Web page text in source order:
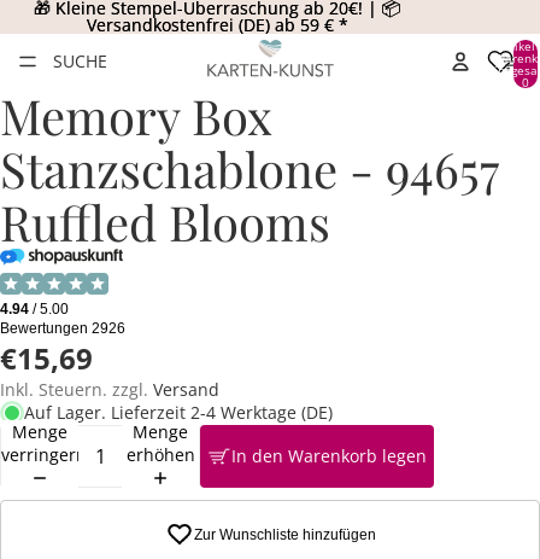
🎁 Kleine Stempel-Überraschung ab 20€! | 📦
Versandkostenfrei (DE) ab 59 € *
🎁 Kleine Stempel-Überraschung ab 20€! | 📦
Versandkostenfrei (DE) ab 59 € *
SUCHE
Artikel
0
Memory Box
Stanzschablone - 94657
Ruffled Blooms
€15,69
Inkl. Steuern. zzgl. Versand
Auf Lager. Lieferzeit 2-4 Werktage (DE)
Menge
verringern
Menge
erhöhen
In den Warenkorb legen
Zur Wunschliste hinzufügen